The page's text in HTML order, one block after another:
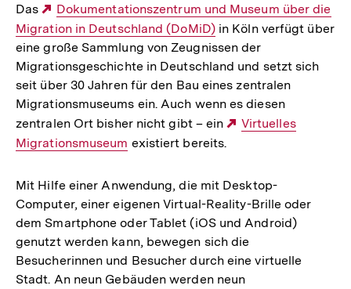
Das
Externer
Link:
Dokumentationszentrum und Museum über die
Migration in Deutschland (DoMiD)in Köln verfügt über
eine große Sammlung von Zeugnissen der
Migrationsgeschichte in Deutschland und setzt sich
seit über 30 Jahren für den Bau eines zentralen
Migrationsmuseums ein. Auch wenn es diesen
zentralen Ort bisher nicht gibt – ein
Externer
Virtuelles
Migrationsmuseum existiert bereits.
Mit Hilfe einer Anwendung, die mit Desktop-
Computer, einer eigenen Virtual-Reality-Brille oder
dem Smartphone oder Tablet (iOS und Android)
genutzt werden kann, bewegen sich die
Besucherinnen und Besucher durch eine virtuelle
Stadt. An neun Gebäuden werden neun